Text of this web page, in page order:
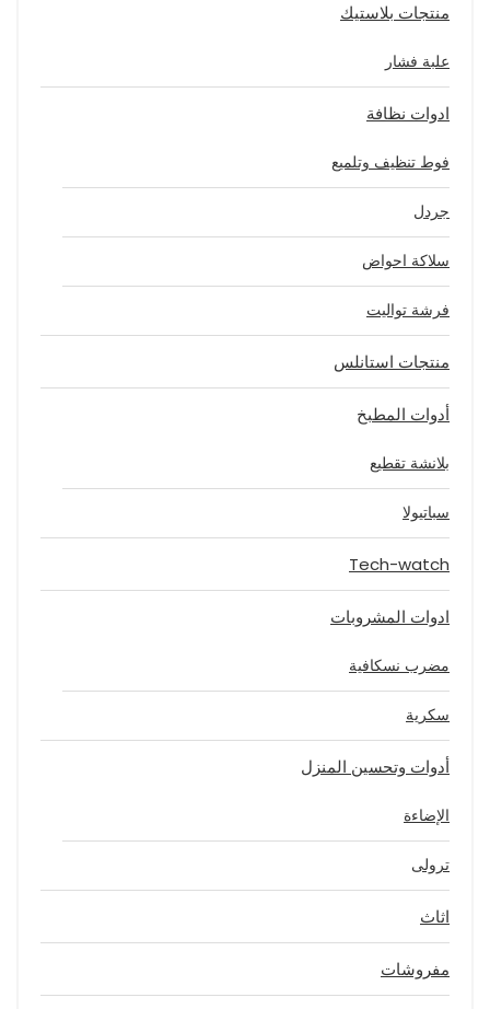
منتجات بلاستيك
علبة فشار
ادوات نظافة
فوط تنظيف وتلميع
جردل
سلاكة احواض
فرشة تواليت
منتجات استانلس
أدوات المطبخ
بلانشة تقطيع
سباتيولا
Tech-watch
ادوات المشروبات
مضرب نسكافية
سكرية
أدوات وتحسين المنزل
الإضاءة
ترولى
اثاث
مفروشات